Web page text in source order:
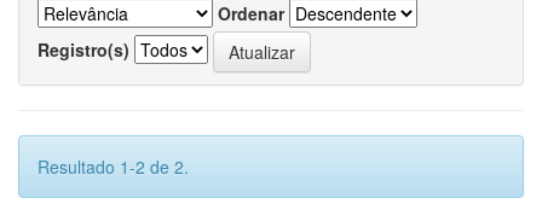
Ordenar
Registro(s)
Resultado 1-2 de 2.